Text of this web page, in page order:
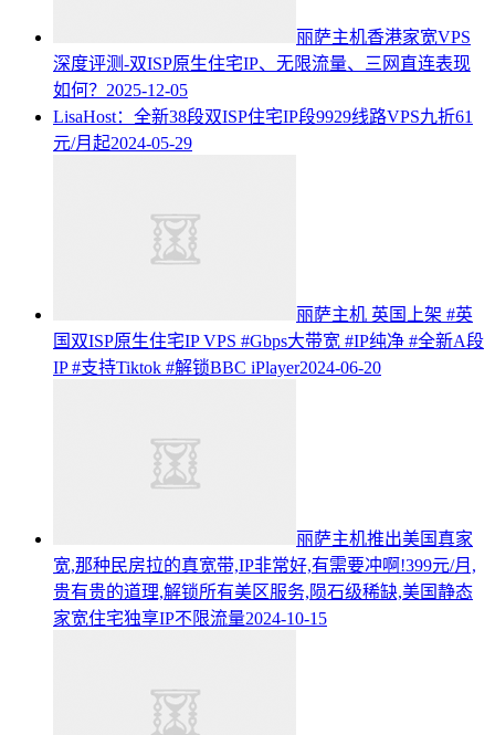
丽萨主机香港家宽VPS
深度评测-双ISP原生住宅IP、无限流量、三网直连表现
如何？ 2025-12-05
LisaHost：全新38段双ISP住宅IP段9929线路VPS九折61
元/月起2024-05-29
丽萨主机 英国上架 #英
国双ISP原生住宅IP VPS #Gbps大带宽 #IP纯净 #全新A段
IP #支持Tiktok #解锁BBC iPlayer2024-06-20
丽萨主机推出美国真家
宽,那种民房拉的真宽带,IP非常好,有需要冲啊!399元/月,
贵有贵的道理,解锁所有美区服务,陨石级稀缺,美国静态
家宽住宅独享IP不限流量2024-10-15